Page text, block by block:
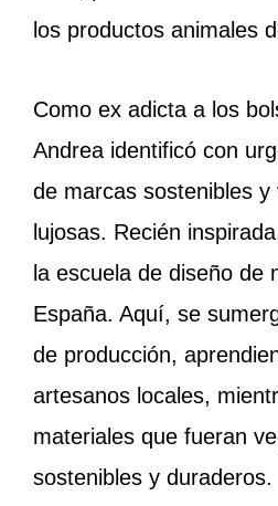
los productos animales
Como ex adicta a los
Andrea identificó con
de marcas sostenibles y
lujosas. Recién
la escuela de diseño de
España. Aquí, se
de producción,
artesanos locales,
materiales que fueran
sostenibles y duraderos.